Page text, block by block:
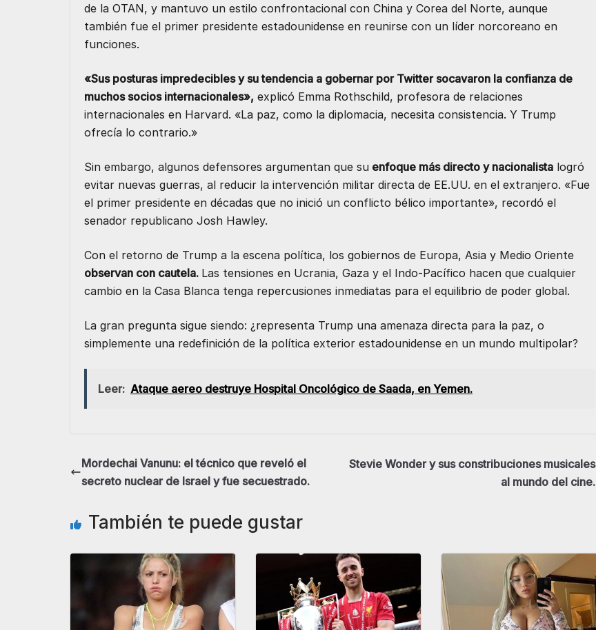
de la OTAN, y mantuvo un estilo confrontacional con China y Corea del Norte, aunque
también fue el primer presidente estadounidense en reunirse con un líder norcoreano en
funciones.
«Sus posturas impredecibles y su tendencia a gobernar por Twitter socavaron la confianza de
muchos socios internacionales», explicó Emma Rothschild, profesora de relaciones
internacionales en Harvard. «La paz, como la diplomacia, necesita consistencia. Y Trump
ofrecía lo contrario.»
Sin embargo, algunos defensores argumentan que su enfoque más directo y nacionalista logró
evitar nuevas guerras, al reducir la intervención militar directa de EE.UU. en el extranjero. «Fue
el primer presidente en décadas que no inició un conflicto bélico importante», recordó el
senador republicano Josh Hawley.
Con el retorno de Trump a la escena política, los gobiernos de Europa, Asia y Medio Oriente
observan con cautela. Las tensiones en Ucrania, Gaza y el Indo-Pacífico hacen que cualquier
cambio en la Casa Blanca tenga repercusiones inmediatas para el equilibrio de poder global.
La gran pregunta sigue siendo: ¿representa Trump una amenaza directa para la paz, o
simplemente una redefinición de la política exterior estadounidense en un mundo multipolar?
Leer: Ataque aereo destruye Hospital Oncológico de Saada, en Yemen.
Mordechai Vanunu: el técnico que reveló el
secreto nuclear de Israel y fue secuestrado.
Stevie Wonder y sus constribuciones musicales
al mundo del cine.
También te puede gustar